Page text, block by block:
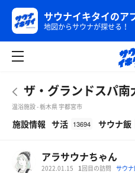
サウナイキタイのア
地図からサウナが探せる！
ザ・グランドスパ南
温浴施設 - 栃木県 宇都宮市
施設情報 サ活 13694 サウナ飯
アラサウナちゃん
2022.01.15 1回目の訪問 サウ